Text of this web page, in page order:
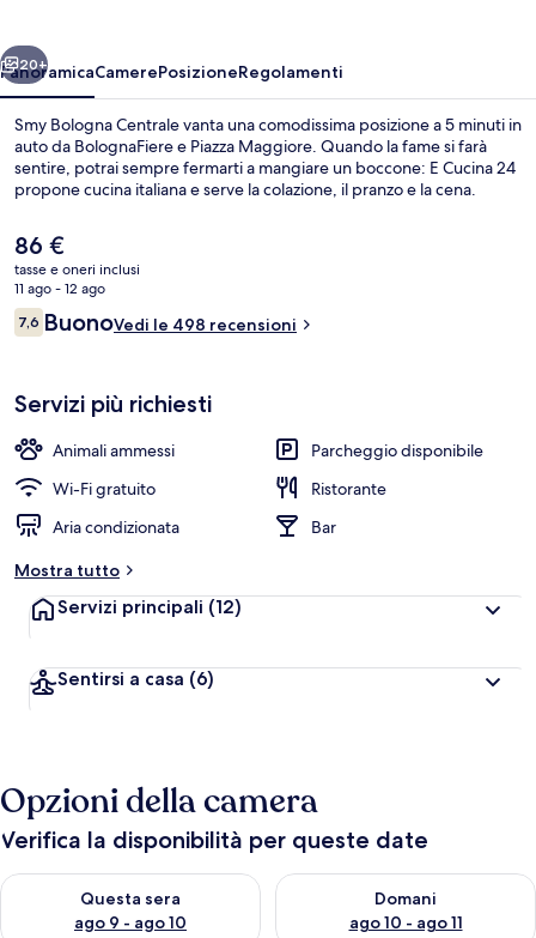
Ingresso della struttura
Avanti
20+
PanoramicaCamerePosizioneRegolamenti
Smy Bologna Centrale vanta una comodissima posizione a 5 minuti in
auto da BolognaFiere e Piazza Maggiore. Quando la fame si farà
sentire, potrai sempre fermarti a mangiare un boccone: E Cucina 24
propone cucina italiana e serve la colazione, il pranzo e la cena.
Il
prezzo
attuale
è
86 €
86 €
tasse e oneri inclusi
11 ago - 12 ago
Recensioni
7,67,6 su 10
BuonoVedi le 498 recensioni
Servizi più richiesti
Animali ammessi
Parcheggio disponibile
Wi-Fi gratuito
Ristorante
Aria condizionata
Bar
Mostra tutto
Servizi principali (12)
Sentirsi a casa (6)
Opzioni della camera
Verifica la disponibilità per queste date
Questa sera
ago 9 - ago 10
Verifica la disponibilità per questa sera, ago 9 - ago 10
Domani
ago 10 - ago 11
Verifica la disponibilità per